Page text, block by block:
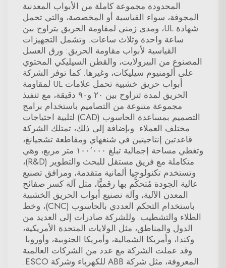
المحدودة مجموعة كاملة من الأبواب المعدنية
المجوفة، سواء القياسية أو المخصصة، والتي تحمل
شهادة UL، ومدى زمني لمقاومة الحريق يتراوح بين
ساعة واحدة وثلاث ساعات. وتشمل التجهيزات
القياسية لأبواب مقاومة الحريق: ورق العسل
المصنوع من البيرولايت، والقطن السيليكي المحتوي
على ألومنيوم سيليكات، وغيرها. كما توفر الشركة
أبواب حريق خشبية تحمل علامات UL لمقاومة
الحريق لمدة تتراوح بين ٢٠ و٩٠ دقيقة، مع تنفيذ
مجموعة متنوعة من التصاميم باستخدام برامج
التصميم بمساعدة الحاسوب (CAD) لتلبية احتياجات
مختلف العملاء. وبإضافة إلى ذلك، تمتلك الشركة
قاعدتين إنتاجيتين في شنغهاي ومقاطعة تشجيانغ،
وتغطي مساحة إجمالية تبلغ ١٠٠٬٠٠٠ متر مربع، وهي
متكاملة مع فريق مستقل للبحث والتطوير (R&D)،
وتستخدم تكنولوجيا ألمانية متقدمة، ومرافق تصنيع
عالية الجودة مُتحكَّم بها رقميًّا، مثل آلة كسر صفائح
المعدن الآلية، وآلة تصنيع أبواب الحريق الخشبية
باستخدام التحكم العددي بالحاسوب (CNC)، وخط
الطلاء والتشطيب. وللشركة صادرات إلى العديد من
الدول والمناطق، مثل الولايات المتحدة الأمريكية،
وكندا، وأمريكا الشمالية، وأمريكا الجنوبية، وأوروبا.
وقد عملت الشركة مع عدد من الشركات العالمية
المعروفة، مثل شركة ABB للكهرباء وشركة ESCO.